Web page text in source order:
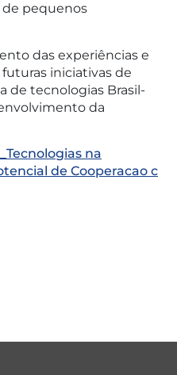
pequenos
das experiências e
iniciativas de
de tecnologias Brasil-
da
na
de Cooperacao c